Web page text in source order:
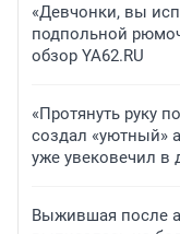
«Девчонки, вы
подпольной
обзор YA62.RU
«Протянуть руку
создал «уютный»
уже увековечил в
Выжившая после